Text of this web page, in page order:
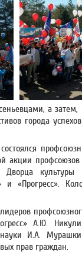
а затем,
города
акции
культуры
и «Прогресс».
А.Ю.
И.А.
прав граждан.